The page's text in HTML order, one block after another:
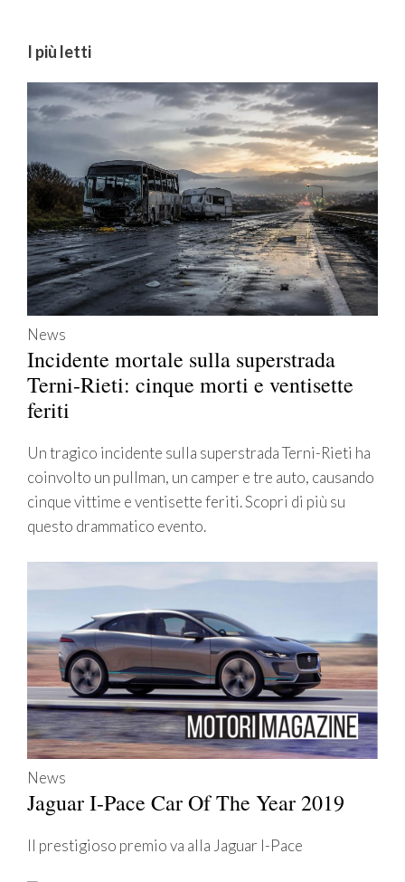
I più letti
News
Incidente mortale sulla superstrada
Terni-Rieti: cinque morti e ventisette
feriti
Un tragico incidente sulla superstrada Terni-Rieti ha
coinvolto un pullman, un camper e tre auto, causando
cinque vittime e ventisette feriti. Scopri di più su
questo drammatico evento.
News
Jaguar I-Pace Car Of The Year 2019
Il prestigioso premio va alla Jaguar I-Pace